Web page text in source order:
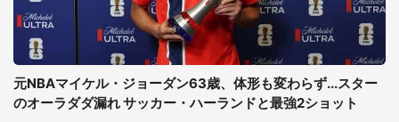
元NBAマイケル・ジョーダン63歳、体形も変わらず...スター
のオーラダダ漏れ サッカー・ハーランドと最強2ショット